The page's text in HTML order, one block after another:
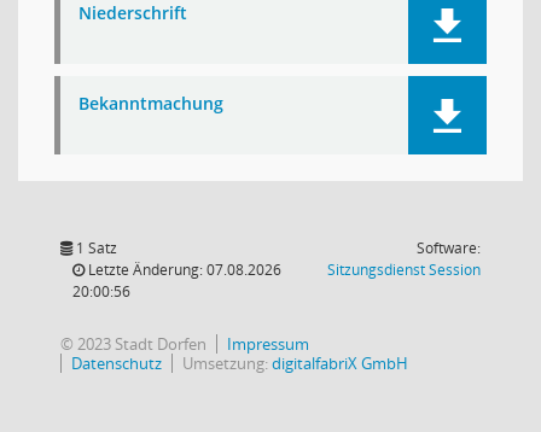
Niederschrift
Bekanntmachung
1 Satz
Letzte Änderung: 07.08.2026
20:00:56
Software:
SitzungsdienstSession(Wird in
© 2023 Stadt Dorfen
Impressum
Datenschutz
Umsetzung:digitalfabriX GmbH